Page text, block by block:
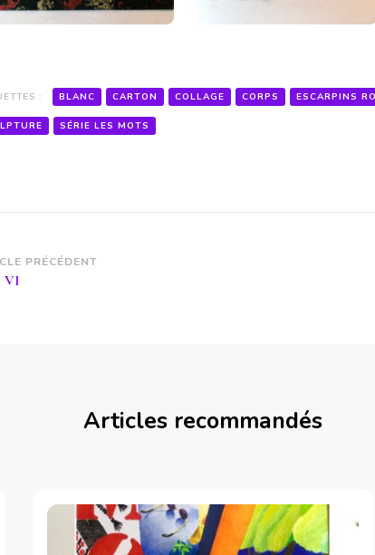
: BLANC CARTON COLLAGE CORPS ESCARPINS
SÉRIE LES MOTS
PRÉCÉDENT
VI
Articles recommandés